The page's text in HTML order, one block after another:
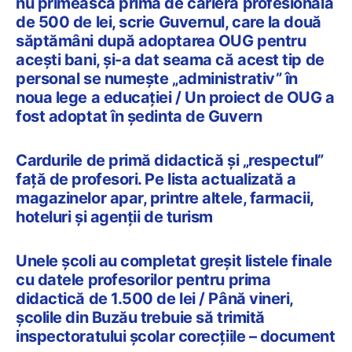
de 500 de lei, scrie Guvernul, care la două
săptămâni după adoptarea OUG pentru
acești bani, și-a dat seama că acest tip de
personal se numește „administrativ” în
noua lege a educației / Un proiect de OUG a
fost adoptat în ședinta de Guvern
Cardurile de primă didactică și „respectul”
față de profesori. Pe lista actualizată a
magazinelor apar, printre altele, farmacii,
hoteluri și agenții de turism
Unele școli au completat greșit listele finale
cu datele profesorilor pentru prima
didactică de 1.500 de lei / Până vineri,
școlile din Buzău trebuie să trimită
inspectoratului școlar corecțiile – document